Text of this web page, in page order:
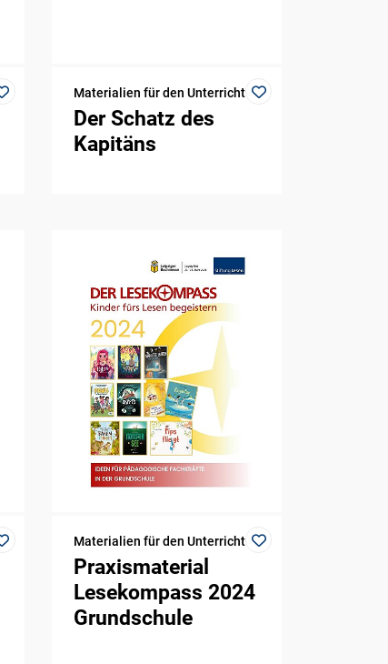
Materialien für den Unterricht
Der Schatz des
Kapitäns
Materialien für den Unterricht
Praxismaterial
Lesekompass 2024
Grundschule